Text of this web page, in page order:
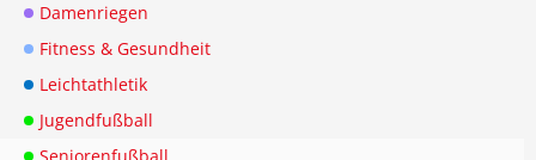
Damenriegen
Fitness & Gesundheit
Leichtathletik
Jugendfußball